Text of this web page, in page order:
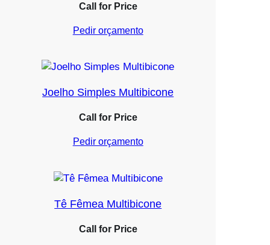
Call for Price
Pedir orçamento
Joelho Simples Multibicone
Call for Price
Pedir orçamento
Tê Fêmea Multibicone
Call for Price